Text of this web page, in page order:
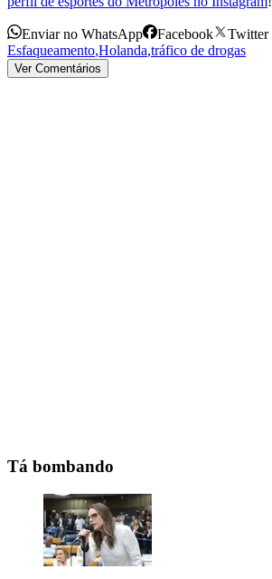
Enviar no WhatsApp Facebook
Twitter
Esfaqueamento,Holanda,tráfico de drogas
Ver Comentários
Tá bombando